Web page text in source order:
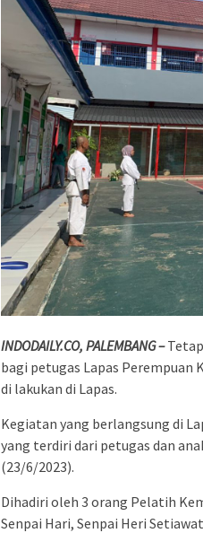
INDODAILY.CO, PALEMBANG –
bagi petugas Lapas
di lakukan di Lapas.
Kegiatan yang berlangsung di
yang terdiri dari petugas dan
(23/6/2023).
Dihadiri oleh 3 orang Pelatih
Senpai Hari, Senpai Heri